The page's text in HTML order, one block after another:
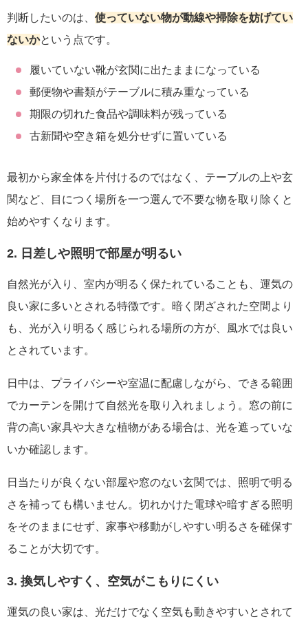
判断したいのは、 使っていない物が動線や掃除を妨げてい
ないかという点です。
履いていない靴が玄関に出たままになっている
郵便物や書類がテーブルに積み重なっている
期限の切れた食品や調味料が残っている
古新聞や空き箱を処分せずに置いている
最初から家全体を片付けるのではなく、テーブルの上や玄
関など、目につく場所を一つ選んで不要な物を取り除くと
始めやすくなります。
2. 日差しや照明で部屋が明るい
自然光が入り、室内が明るく保たれていることも、運気の
良い家に多いとされる特徴です。暗く閉ざされた空間より
も、光が入り明るく感じられる場所の方が、風水では良い
とされています。
日中は、プライバシーや室温に配慮しながら、できる範囲
でカーテンを開けて自然光を取り入れましょう。窓の前に
背の高い家具や大きな植物がある場合は、光を遮っていな
いか確認します。
日当たりが良くない部屋や窓のない玄関では、照明で明る
さを補っても構いません。切れかけた電球や暗すぎる照明
をそのままにせず、家事や移動がしやすい明るさを確保す
ることが大切です。
3. 換気しやすく、空気がこもりにくい
運気の良い家は、光だけでなく空気も動きやすいとされて